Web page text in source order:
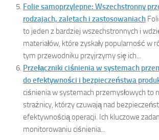
Folie samoprzylepne: Wszechstronny
rodzajach, zaletach i zastosowaniach
to jeden z bardziej wszechstronnych i
materiałów, które zyskały popularność w
tym przewodniku przyjrzymy się ich...
Przełączniki ciśnienia w systemach
do efektywności i bezpieczeństwa
ciśnienia w systemach przemysłowych to
strażnicy, którzy czuwają nad
efektywnością operacji. Ich kluczowe
monitorowaniu ciśnienia...